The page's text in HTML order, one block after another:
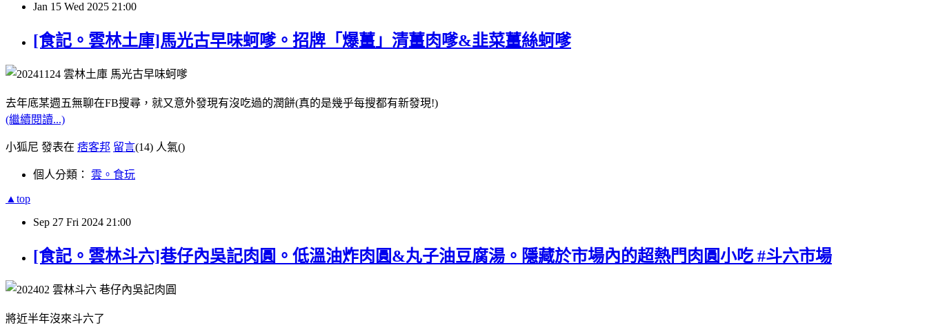
Jan 15 Wed 2025 21:00
[食記。雲林土庫]馬光古早味蚵嗲。招牌「爆薑」清薑肉嗲&韭菜薑絲蚵嗲
去年底某週五無聊在FB搜尋，就又意外發現有沒吃過的潤餅(真的是幾乎每搜都有新發現!)
(繼續閱讀...)
小狐尼 發表在 痞客邦 留言(14) 人氣()
個人分類： 雲。食玩
▲top
Sep 27 Fri 2024 21:00
[食記。雲林斗六]巷仔內吳記肉圓。低溫油炸肉圓&丸子油豆腐湯。隱藏於市場內的超熱門肉圓小吃 #斗六市場
將近半年沒來斗六了